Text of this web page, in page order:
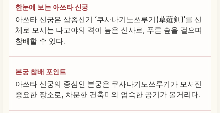
한눈에 보는 아쓰타 신궁
아쓰타 신궁은 삼종신기 ‘쿠사나기노쓰루기(草薙剣)’를 신
체로 모시는 나고야의 격이 높은 신사로, 푸른 숲을 걸으며
참배할 수 있다.
본궁 참배 포인트
아쓰타 신궁의 중심인 본궁은 쿠사나기노쓰루기가 모셔진
중요한 장소로, 차분한 건축미와 엄숙한 공기가 볼거리다.